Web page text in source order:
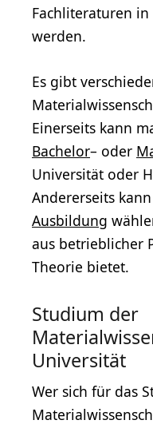
Fachliteraturen in
werden.
Es gibt
Einerseits kann
Bachelor– oder
Universität oder
Andererseits
Ausbildung
aus betrieblicher
Theorie bietet.
Studium der
Universität
Wer sich für das